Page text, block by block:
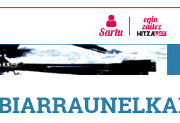
Sartu